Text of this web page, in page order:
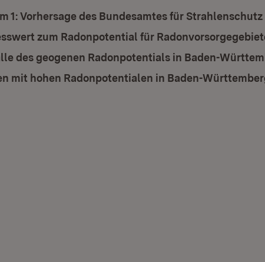
1: Vorhersage des Bundesamtes für Strahlenschutz
zum Radonpotential für
des geogenen Radonpotentials in Baden-
mit hohen Radonpotentialen in Baden-